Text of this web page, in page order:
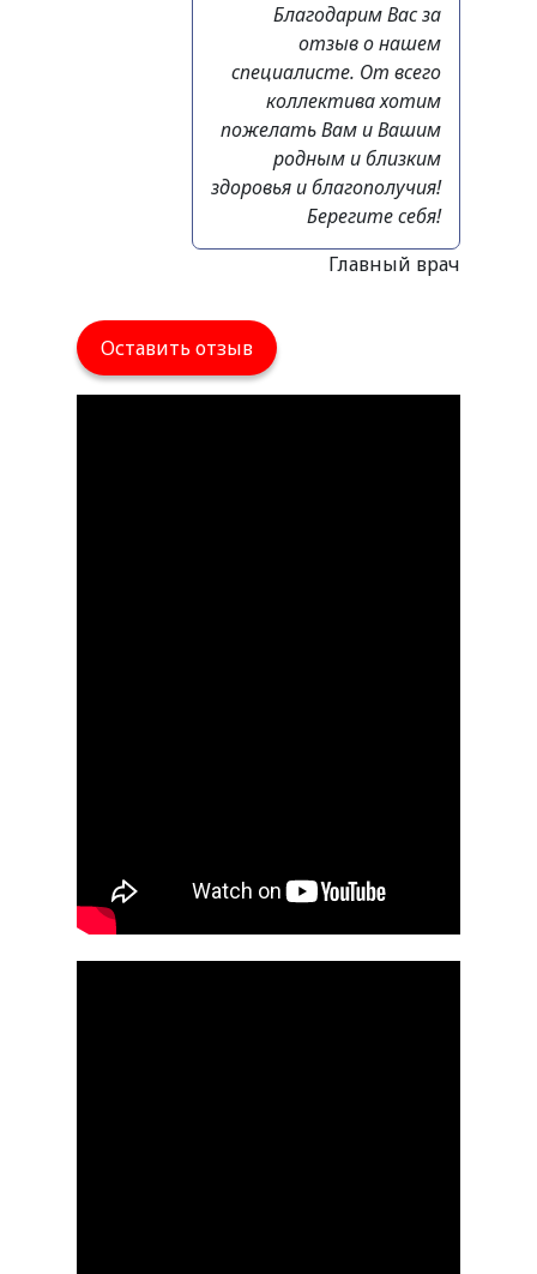
Благодарим Вас за
отзыв о нашем
специалисте. От всего
коллектива хотим
пожелать Вам и Вашим
родным и близким
здоровья и благополучия!
Берегите себя!
Главный врач
Оставить отзыв